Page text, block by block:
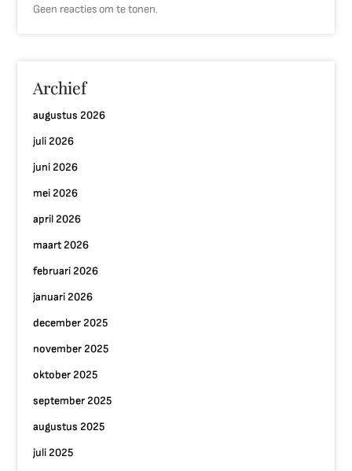
Geen reacties om te tonen.
Archief
augustus 2026
juli 2026
juni 2026
mei 2026
april 2026
maart 2026
februari 2026
januari 2026
december 2025
november 2025
oktober 2025
september 2025
augustus 2025
juli 2025